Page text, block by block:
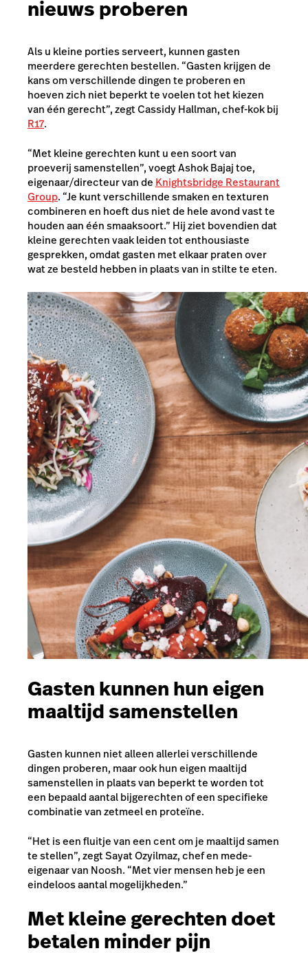
nieuws proberen
Als u kleine porties serveert, kunnen gasten
meerdere gerechten bestellen. “Gasten krijgen de
kans om verschillende dingen te proberen en
hoeven zich niet beperkt te voelen tot het kiezen
van één gerecht”, zegt Cassidy Hallman, chef-kok bij
R17.
“Met kleine gerechten kunt u een soort van
proeverij samenstellen”, voegt Ashok Bajaj toe,
eigenaar/directeur van de Knightsbridge Restaurant
Group. “Je kunt verschillende smaken en texturen
combineren en hoeft dus niet de hele avond vast te
houden aan één smaaksoort.” Hij ziet bovendien dat
kleine gerechten vaak leiden tot enthousiaste
gesprekken, omdat gasten met elkaar praten over
wat ze besteld hebben in plaats van in stilte te eten.
Gasten kunnen hun eigen
maaltijd samenstellen
Gasten kunnen niet alleen allerlei verschillende
dingen proberen, maar ook hun eigen maaltijd
samenstellen in plaats van beperkt te worden tot
een bepaald aantal bijgerechten of een specifieke
combinatie van zetmeel en proteïne.
“Het is een fluitje van een cent om je maaltijd samen
te stellen”, zegt Sayat Ozyilmaz, chef en mede-
eigenaar van Noosh. “Met vier mensen heb je een
eindeloos aantal mogelijkheden.”
Met kleine gerechten doet
betalen minder pijn